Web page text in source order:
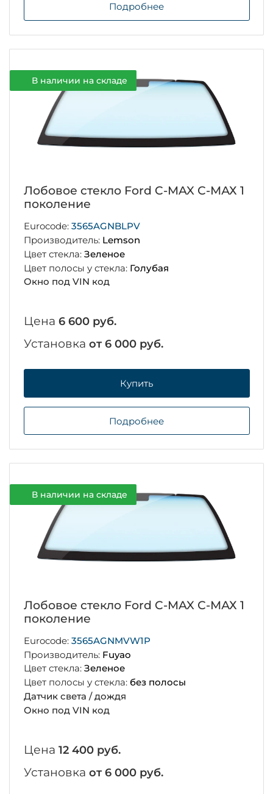
Подробнее
В наличии на складе
Лобовое стекло Ford C-MAX С-МАХ 1
поколение
Eurocode: 3565AGNBLPV
Производитель: Lemson
Цвет стекла: Зеленое
Цвет полосы у стекла: Голубая
Окно под VIN код
Цена 6 600 руб.
Установка от 6 000 руб.
Купить
Подробнее
В наличии на складе
Лобовое стекло Ford C-MAX С-МАХ 1
поколение
Eurocode: 3565AGNMVW1P
Производитель: Fuyao
Цвет стекла: Зеленое
Цвет полосы у стекла: без полосы
Датчик света / дождя
Окно под VIN код
Цена 12 400 руб.
Установка от 6 000 руб.